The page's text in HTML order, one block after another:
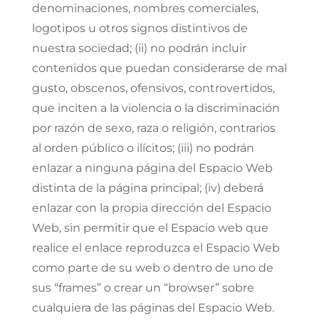
denominaciones, nombres comerciales,
logotipos u otros signos distintivos de
nuestra sociedad; (ii) no podrán incluir
contenidos que puedan considerarse de mal
gusto, obscenos, ofensivos, controvertidos,
que inciten a la violencia o la discriminación
por razón de sexo, raza o religión, contrarios
al orden público o ilícitos; (iii) no podrán
enlazar a ninguna página del Espacio Web
distinta de la página principal; (iv) deberá
enlazar con la propia dirección del Espacio
Web, sin permitir que el Espacio web que
realice el enlace reproduzca el Espacio Web
como parte de su web o dentro de uno de
sus “frames” o crear un “browser” sobre
cualquiera de las páginas del Espacio Web.